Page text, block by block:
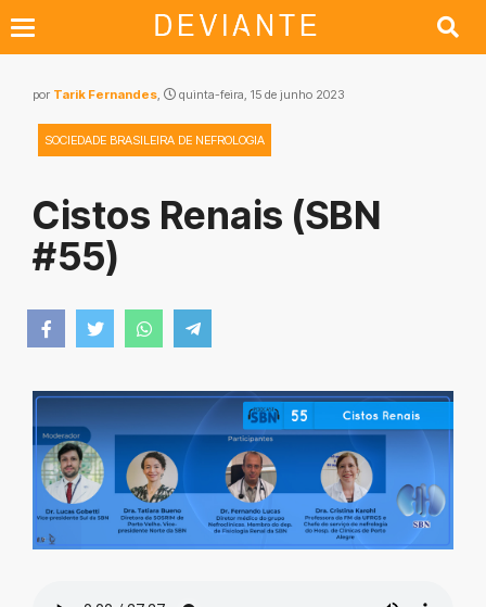
por Tarik Fernandes, quinta-feira, 15 de junho 2023
SOCIEDADE BRASILEIRA DE NEFROLOGIA
Cistos Renais (SBN
#55)